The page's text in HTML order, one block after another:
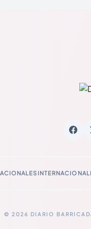
© 2026 DIARIO